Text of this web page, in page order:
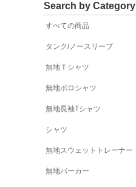
Search by Category
すべての商品
タンク/ノースリーブ
無地Ｔシャツ
無地ポロシャツ
無地長袖Tシャツ
シャツ
無地スウェットトレーナー
無地パーカー